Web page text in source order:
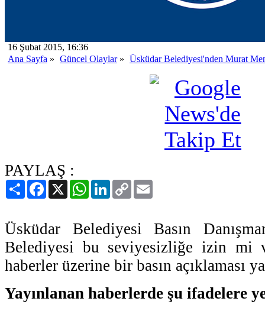
16 Şubat 2015, 16:36
Ana Sayfa » Güncel Olaylar» Üsküdar Belediyesi'nden Murat
PAYLAŞ :
PaylaşFacebook
X WhatsAppLinkedIn
Copy
Link
Üsküdar Belediyesi Basın
Belediyesi bu seviyesizliğe izin mi
haberler üzerine bir basın açıklaması
Yayınlanan haberlerde şu ifadelere